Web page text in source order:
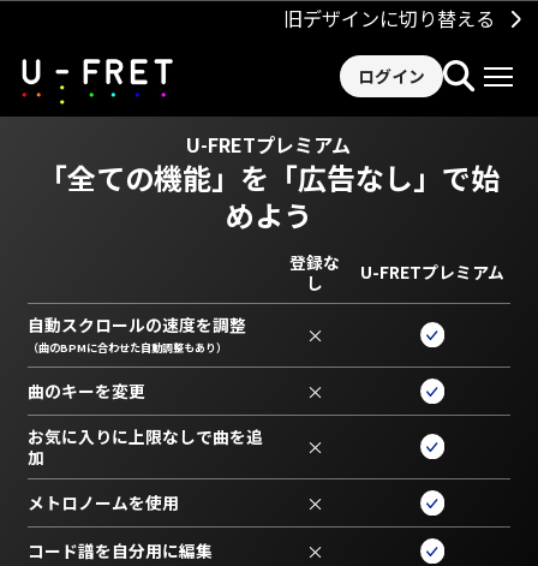
旧デザインに切り替える
ログイン
U-FRETプレミアム
「全ての機能」を 「広告なし」で始
めよう
登録な
し
U-FRETプレミアム
自動スクロールの速度を調整
（曲のBPMに合わせた自動調整もあり） ×
曲のキーを変更 ×
お気に入りに上限なしで曲を追
加
×
メトロノームを使用 ×
コード譜を自分用に編集 ×